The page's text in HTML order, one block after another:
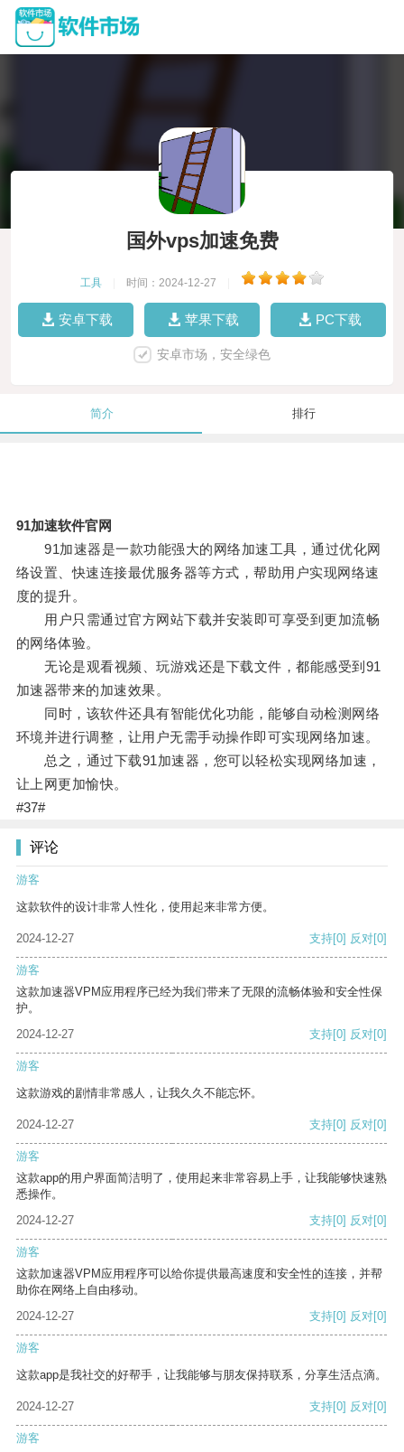
国外vps加速免费
工具 时间：2024-12-27
安卓下载 苹果下载 PC下载
安卓市场，安全绿色
简介 排行
91加速软件官网
91加速器是一款功能强大的网络加速工具，通过优化网
络设置、快速连接最优服务器等方式，帮助用户实现网络速
度的提升。
用户只需通过官方网站下载并安装即可享受到更加流畅
的网络体验。
无论是观看视频、玩游戏还是下载文件，都能感受到91
加速器带来的加速效果。
同时，该软件还具有智能优化功能，能够自动检测网络
环境并进行调整，让用户无需手动操作即可实现网络加速。
总之，通过下载91加速器，您可以轻松实现网络加速，
让上网更加愉快。
#37#
评论
游客
这款软件的设计非常人性化，使用起来非常方便。
2024-12-27 支持[0] 反对[0]
游客
这款加速器VPM应用程序已经为我们带来了无限的流畅体验和安全性保
护。
2024-12-27
支持[0] 反对[0]
游客
这款游戏的剧情非常感人，让我久久不能忘怀。
2024-12-27 支持[0] 反对[0]
游客
这款app的用户界面简洁明了，使用起来非常容易上手，让我能够快速熟
悉操作。
2024-12-27
支持[0] 反对[0]
游客
这款加速器VPM应用程序可以给你提供最高速度和安全性的连接，并帮
助你在网络上自由移动。
2024-12-27
支持[0] 反对[0]
游客
这款app是我社交的好帮手，让我能够与朋友保持联系，分享生活点滴。
2024-12-27 支持[0] 反对[0]
游客